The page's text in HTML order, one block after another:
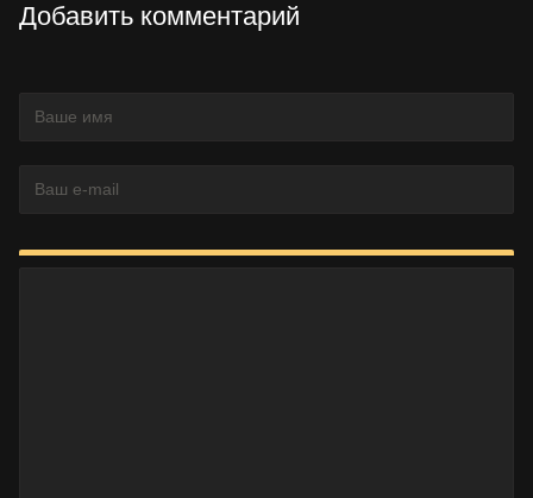
Добавить комментарий